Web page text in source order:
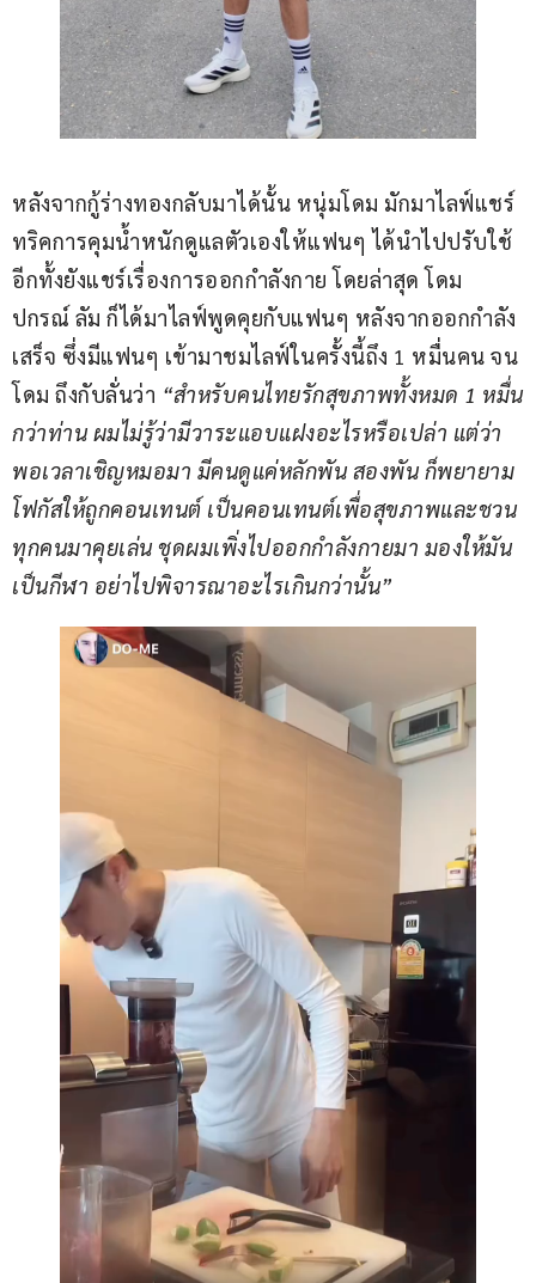
หลังจากกู้ร่างทองกลับมาได้นั้น หนุ่มโดม มักมาไลฟ์แชร์
ทริคการคุมน้ำหนักดูแลตัวเองให้แฟนๆ ได้นำไปปรับใช้
อีกทั้งยังแชร์เรื่องการออกกำลังกาย โดยล่าสุด โดม
ปกรณ์ ลัม ก็ได้มาไลฟ์พูดคุยกับแฟนๆ หลังจากออกกำลัง
เสร็จ ซึ่งมีแฟนๆ เข้ามาชมไลฟ์ในครั้งนี้ถึง 1 หมื่นคน จน
โดม ถึงกับลั่นว่า “สำหรับคนไทยรักสุขภาพทั้งหมด 1 หมื่น
กว่าท่าน ผมไม่รู้ว่ามีวาระแอบแฝงอะไรหรือเปล่า แต่ว่า
พอเวลาเชิญหมอมา มีคนดูแค่หลักพัน สองพัน ก็พยายาม
โฟกัสให้ถูกคอนเทนต์ เป็นคอนเทนต์เพื่อสุขภาพและชวน
ทุกคนมาคุยเล่น ชุดผมเพิ่งไปออกกำลังกายมา มองให้มัน
เป็นกีฬา อย่าไปพิจารณาอะไรเกินกว่านั้น”